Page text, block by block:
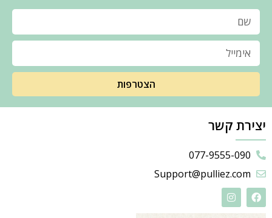
הצטרפות
יצירת קשר
077-9555-090
Support@pulliez.com